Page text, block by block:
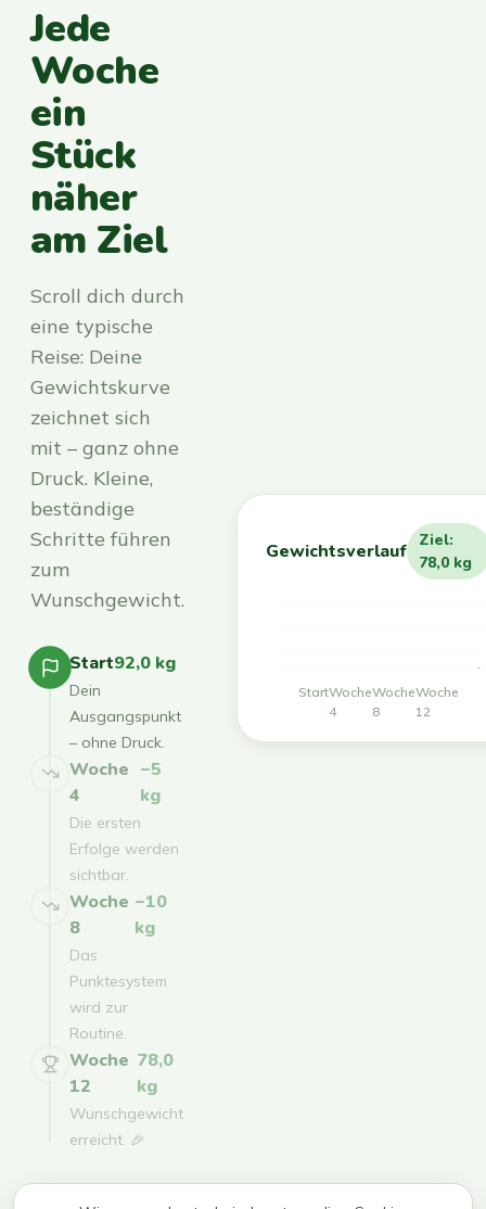
Jede
Woche
ein
Stück
näher
am Ziel
Scroll dich durch
eine typische
Reise: Deine
Gewichtskurve
zeichnet sich
mit – ganz ohne
Druck. Kleine,
beständige
Schritte führen
zum
Wunschgewicht.
Start92,0 kg
Dein
Ausgangspunkt
– ohne Druck.
Woche
4
−5
kg
Die ersten
Erfolge werden
sichtbar.
Woche
8
−10
kg
Das
Punktesystem
wird zur
Routine.
Woche
12
78,0
kg
Wunschgewicht
erreicht. 🎉
Gewichtsverlauf
Ziel:
78,0 kg
StartWoche
4
Woche
8
Woche
12